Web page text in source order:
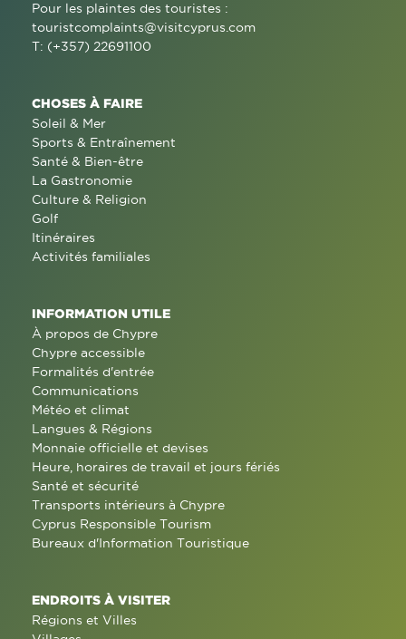
Pour les plaintes des touristes :
touristcomplaints@visitcyprus.com
T: (+357) 22691100
CHOSES À FAIRE
Soleil & Mer
Sports & Entraînement
Santé & Bien-être
La Gastronomie
Culture & Religion
Golf
Itinéraires
Activités familiales
INFORMATION UTILE
À propos de Chypre
Chypre accessible
Formalités d'entrée
Communications
Météo et climat
Langues & Régions
Monnaie officielle et devises
Heure, horaires de travail et jours fériés
Santé et sécurité
Transports intérieurs à Chypre
Cyprus Responsible Tourism
Bureaux d'Information Touristique
ENDROITS À VISITER
Régions et Villes